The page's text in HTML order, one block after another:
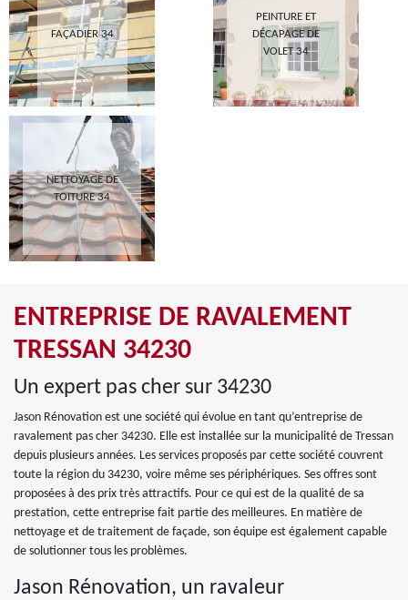
FAÇADIER 34
PEINTURE ET
DÉCAPAGE DE
VOLET 34
NETTOYAGE DE
TOITURE 34
ENTREPRISE DE RAVALEMENT
TRESSAN 34230
Un expert pas cher sur 34230
Jason Rénovation est une société qui évolue en tant qu’entreprise de
ravalement pas cher 34230. Elle est installée sur la municipalité de Tressan
depuis plusieurs années. Les services proposés par cette société couvrent
toute la région du 34230, voire même ses périphériques. Ses offres sont
proposées à des prix très attractifs. Pour ce qui est de la qualité de sa
prestation, cette entreprise fait partie des meilleures. En matière de
nettoyage et de traitement de façade, son équipe est également capable
de solutionner tous les problèmes.
Jason Rénovation, un ravaleur